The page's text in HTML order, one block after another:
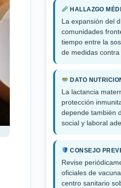
HALLAZGO
La expansión del
comunidades
tiempo entre la
de medidas contra
DATO
La lactancia
protección
depende también
social y laboral
CONSEJO
Revise
oficiales de
centro sanitario